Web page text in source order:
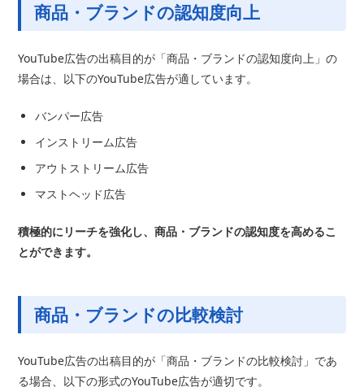
商品・ブランドの認知度向上
YouTube広告の出稿目的が「商品・ブランドの認知度向上」の
場合は、以下のYouTube広告が適しています。
バンパー広告
インストリーム広告
アウトストリーム広告
マストヘッド広告
積極的にリーチを強化し、商品・ブランドの認知度を高めるこ
とができます。
商品・ブランドの比較検討
YouTube広告の出稿目的が「商品・ブランドの比較検討」であ
る場合、以下の形式のYouTube広告が適切です。